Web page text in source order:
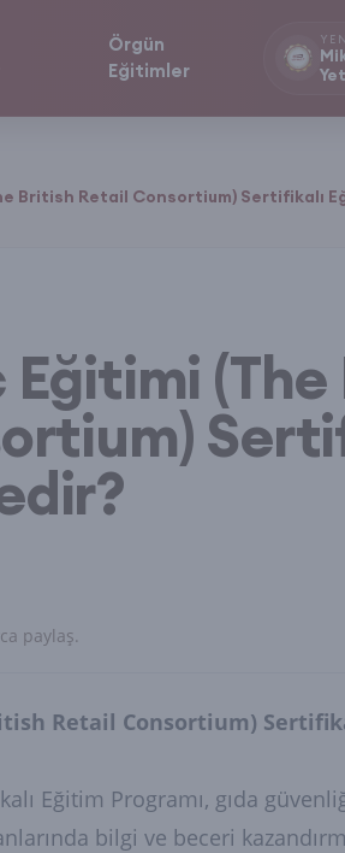
Örgün
Eğitimler
British Retail Consortium) Sertifikalı
paylaş.
Retail Consortium)
Eğitim Programı, gıda
bilgi ve beceri